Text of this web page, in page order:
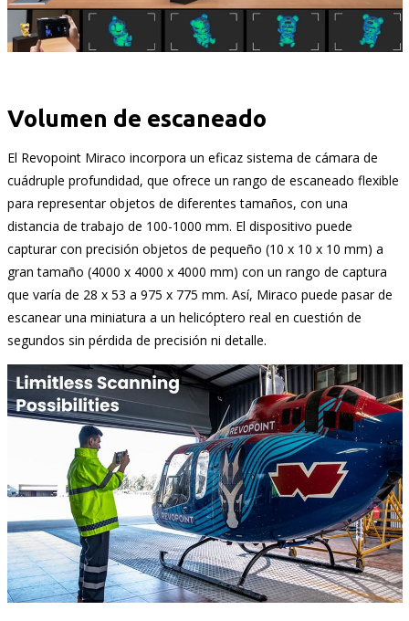
Volumen de escaneado
El Revopoint Miraco incorpora un eficaz sistema de cámara de
cuádruple profundidad, que ofrece un rango de escaneado flexible
para representar objetos de diferentes tamaños, con una
distancia de trabajo de 100-1000 mm. El dispositivo puede
capturar con precisión objetos de pequeño (10 x 10 x 10 mm) a
gran tamaño (4000 x 4000 x 4000 mm) con un rango de captura
que varía de 28 x 53 a 975 x 775 mm. Así, Miraco puede pasar de
escanear una miniatura a un helicóptero real en cuestión de
segundos sin pérdida de precisión ni detalle.